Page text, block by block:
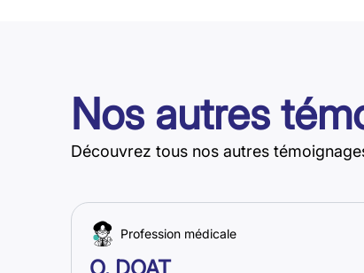
Nos autres
Découvrez tous nos autres
Profession médicale